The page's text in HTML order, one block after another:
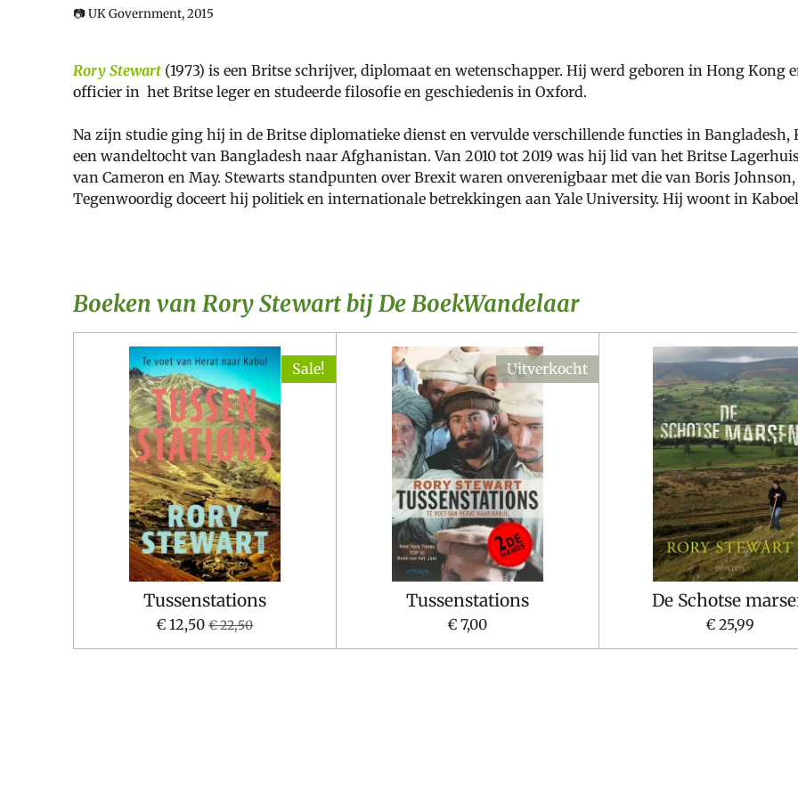
📷 UK Government, 2015
Rory Stewart (1973) is een Britse schrijver, diplomaat en wetenschapper. Hij werd geboren in Hong Kong
officier in het Britse leger en studeerde filosofie en geschiedenis in Oxford.
Na zijn studie ging hij in de Britse diplomatieke dienst en vervulde verschillende functies in
een wandeltocht van Bangladesh naar Afghanistan. Van 2010 tot 2019 was hij lid van het Britse
van Cameron en May. Stewarts standpunten over Brexit waren onverenigbaar met die van Boris
Tegenwoordig doceert hij politiek en internationale betrekkingen aan Yale University. Hij woont in
Boeken van Rory Stewart bij De BoekWandelaar
Sale!
Tussenstations
€ 12,50 € 22,50
Uitverkocht
Tussenstations
€ 7,00
De Schotse
€ 25,99